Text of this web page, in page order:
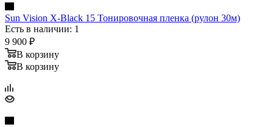
Sun Vision X-Black 15 Тонировочная пленка (рулон 30м)
Есть в наличии: 1
9 900 ₽
В корзину
В корзину